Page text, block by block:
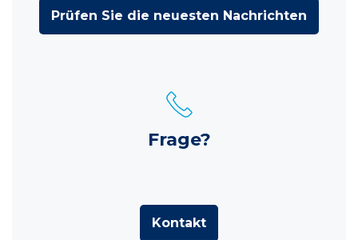
Prüfen Sie die neuesten Nachrichten
Frage?
Kontakt